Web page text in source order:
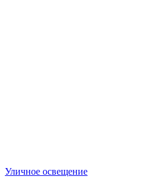
Уличное освещение